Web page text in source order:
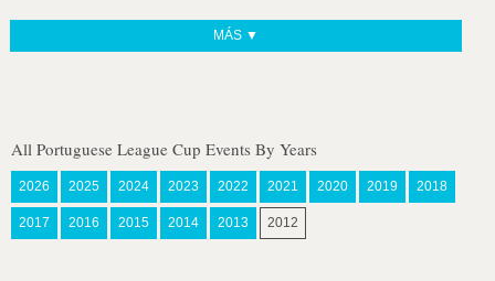
MÁS ▼
All Portuguese League Cup Events By Years
2026 2025 2024 2023 2022 2021 2020 2019 2018
2017 2016 2015 2014 2013 2012